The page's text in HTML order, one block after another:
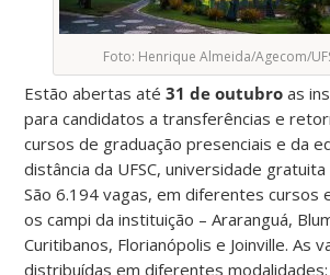
Foto: Henrique Almeida/Agecom/
Estão abertas até 31 de outubro as
para candidatos a transferências e
cursos de graduação presenciais e da
distância da UFSC, universidade gratuita
São 6.194 vagas, em diferentes cursos
os campi da instituição – Araranguá,
Curitibanos, Florianópolis e Joinville. As
distribuídas em diferentes modalidades: